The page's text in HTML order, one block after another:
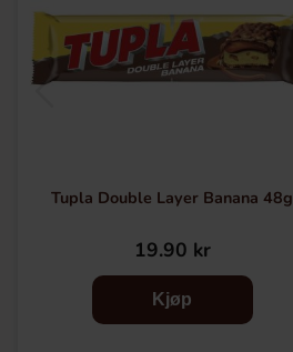
Tupla Double Layer Banana 48g
19.90 kr
Kjøp